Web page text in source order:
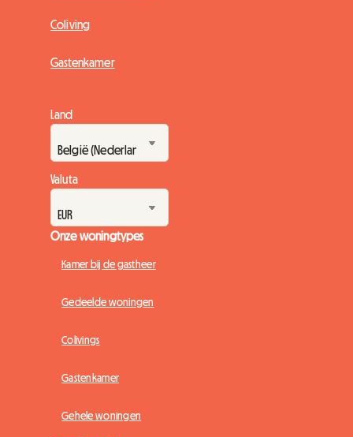
Coliving
Gastenkamer
Land
Valuta
Onze woningtypes
Kamer bij de gastheer
Gedeelde woningen
Colivings
Gastenkamer
Gehele woningen